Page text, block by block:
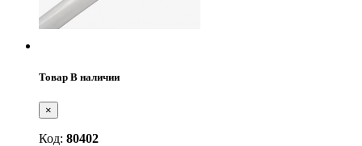
Товар В наличии
×
Код: 80402